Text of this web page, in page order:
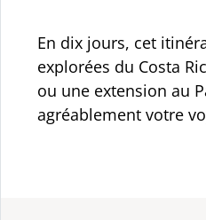
En dix jours, cet
explorées du Costa
ou une extension au
agréablement votre